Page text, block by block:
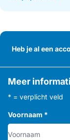
Heb je al een
Meer
* = verplicht veld
Voornaam *